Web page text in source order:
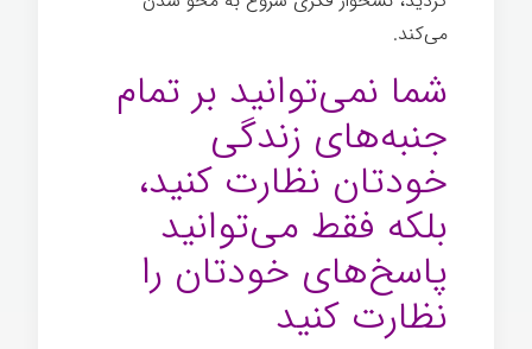
می‌کند.
شما نمی‌توانید بر تمام
جنبه‌های زندگی
خودتان نظارت کنید،
بلکه فقط می‌توانید
پاسخ‌های خودتان را
نظارت کنید